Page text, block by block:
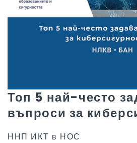
Топ 5 най-често
въпроси за
ННП ИКТ в НОС